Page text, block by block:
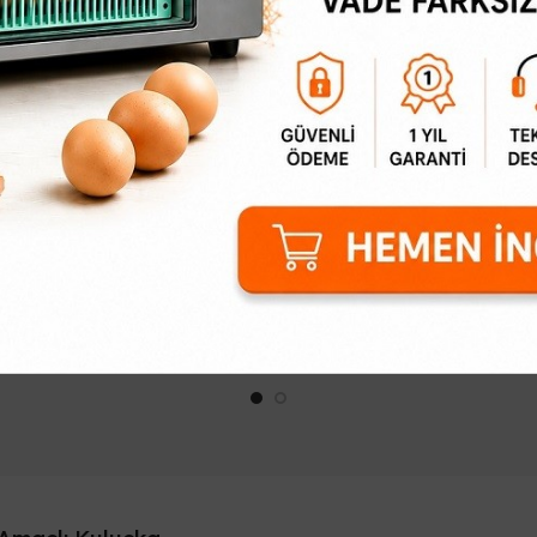
Fidan Ekme Makinesi
için geliştirilmiş..
Sansar Kapanı
1.998,99₺
Profesyonel Elektro Şoklu
Kapanı ile Kemirgenlere
büyük kemirg..